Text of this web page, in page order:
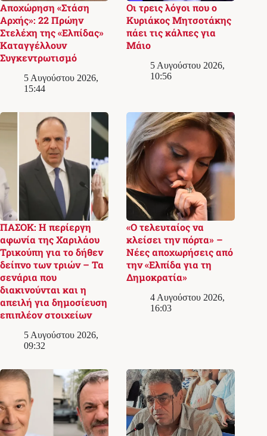
Αποχώρηση «Στάση
Αρχής»: 22 Πρώην
Στελέχη της «Ελπίδας»
Καταγγέλλουν
Συγκεντρωτισμό
5 Αυγούστου 2026,
15:44
Οι τρεις λόγοι που ο
Κυριάκος Μητσοτάκης
πάει τις κάλπες για
Μάιο
5 Αυγούστου 2026,
10:56
ΠΑΣΟΚ: Η περίεργη
αφωνία της Χαριλάου
Τρικούπη για το δήθεν
δείπνο των τριών – Τα
σενάρια που
διακινούνται και η
απειλή για δημοσίευση
επιπλέον στοιχείων
5 Αυγούστου 2026,
09:32
«Ο τελευταίος να
κλείσει την πόρτα» –
Νέες αποχωρήσεις από
την «Ελπίδα για τη
Δημοκρατία»
4 Αυγούστου 2026,
16:03